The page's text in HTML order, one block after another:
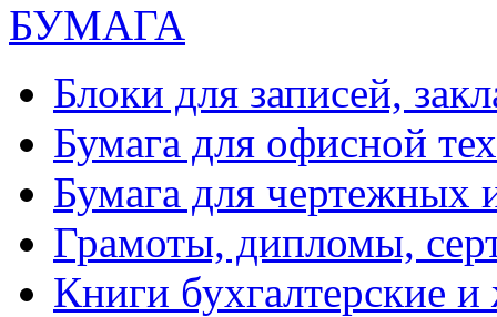
БУМАГА
Блоки для записей,
Бумага для офисной
Бумага для чертежных
Грамоты, дипломы,
Книги бухгалтерские